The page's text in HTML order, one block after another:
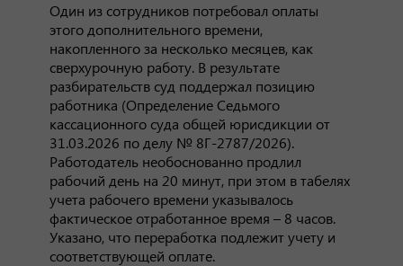
Один из сотрудников потребовал оплаты
этого дополнительного времени,
накопленного за несколько месяцев, как
сверхурочную работу. В результате
разбирательств суд поддержал позицию
работника (Определение Седьмого
кассационного суда общей юрисдикции от
31.03.2026 по делу № 8Г-2787/2026).
Работодатель необоснованно продлил
рабочий день на 20 минут, при этом в табелях
учета рабочего времени указывалось
фактическое отработанное время – 8 часов.
Указано, что переработка подлежит учету и
соответствующей оплате.